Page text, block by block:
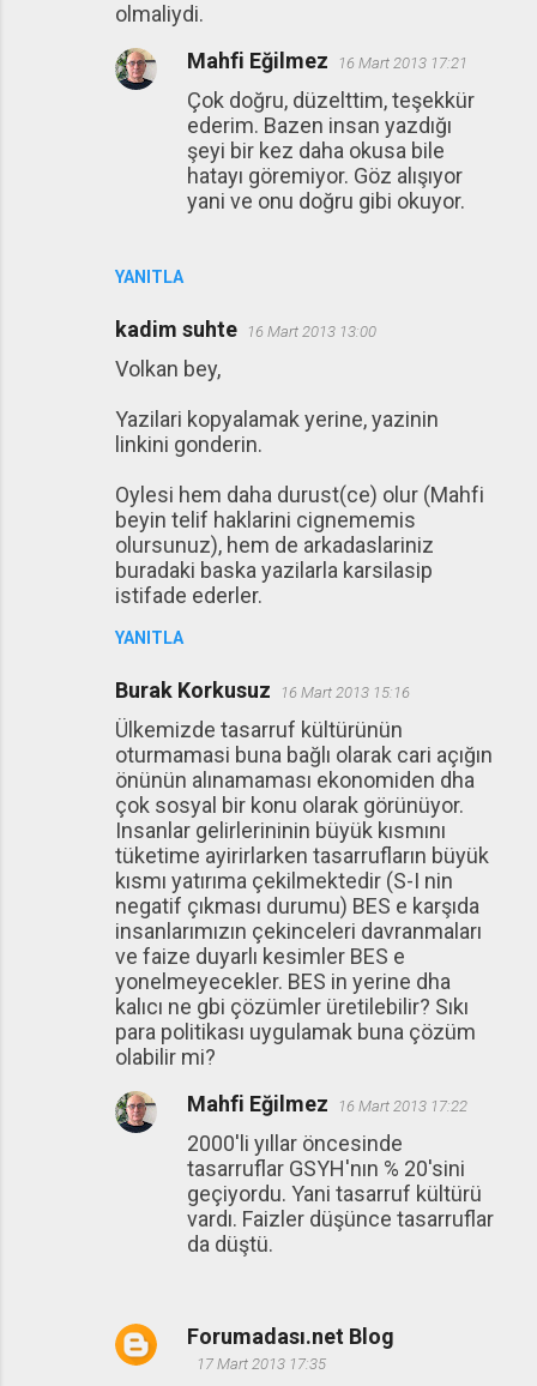
olmaliydi.
YANITLA
Mahfi Eğilmez 16 Mart 2013 17:21
Çok doğru, düzelttim, teşekkür
ederim. Bazen insan yazdığı
şeyi bir kez daha okusa bile
hatayı göremiyor. Göz alışıyor
yani ve onu doğru gibi okuyor.
kadim suhte 16 Mart 2013 13:00
Volkan bey,
Yazilari kopyalamak yerine, yazinin
linkini gonderin.
Oylesi hem daha durust(ce) olur (Mahfi
beyin telif haklarini cignememis
olursunuz), hem de arkadaslariniz
buradaki baska yazilarla karsilasip
istifade ederler.
YANITLA
Burak Korkusuz 16 Mart 2013 15:16
Ülkemizde tasarruf kültürünün
oturmamasi buna bağlı olarak cari açığın
önünün alınamaması ekonomiden dha
çok sosyal bir konu olarak görünüyor.
Insanlar gelirlerininin büyük kısmını
tüketime ayirirlarken tasarrufların büyük
kısmı yatırıma çekilmektedir (S-I nin
negatif çıkması durumu) BES e karşıda
insanlarımızın çekinceleri davranmaları
ve faize duyarlı kesimler BES e
yonelmeyecekler. BES in yerine dha
kalıcı ne gbi çözümler üretilebilir? Sıkı
para politikası uygulamak buna çözüm
olabilir mi?
Mahfi Eğilmez 16 Mart 2013 17:22
2000'li yıllar öncesinde
tasarruflar GSYH'nın % 20'sini
geçiyordu. Yani tasarruf kültürü
vardı. Faizler düşünce tasarruflar
da düştü.
Forumadası.net Blog
17 Mart 2013 17:35